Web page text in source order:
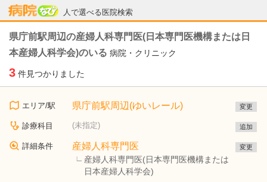
人で選べる医院検索
病院なび
県庁前駅周辺の産婦人科専門医(日本専門医機構または日
本産婦人科学会)のいる 病院・クリニック
3 件見つかりました
エリア/駅 県庁前駅周辺(ゆいレール) 変更
診療科目 (未指定) 追加
詳細条件 産婦人科専門医
産婦人科専門医(日本専門医機構または
日本産婦人科学会)
変更